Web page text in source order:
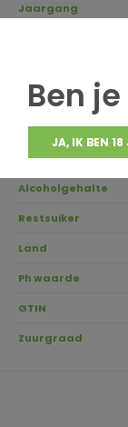
Ben
JA, IK BEN 18
Jaargang
Regio
Aanbevolen
Inhoud
Alcoholgehalte
Restsuiker
Land
Ph waarde
GTIN
Zuurgraad